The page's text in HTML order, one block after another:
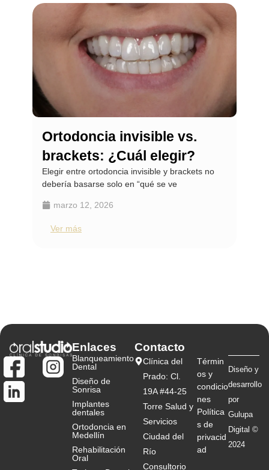
Ortodoncia invisible vs.
brackets: ¿Cuál elegir?
Elegir entre ortodoncia invisible y brackets no
debería basarse solo en “qué se ve
marzo 12, 2026
Ver más
Enlaces
Blanqueamiento
Dental
Diseño de
Sonrisa
Implantes
dentales
Ortodoncia en
Medellín
Rehabilitación
Oral
Contacto
Clínica del
Prado: Cl.
19A #44-25
Torre Salud y
Servicios
Ciudad del
Río
Consultorio
Diseño y
desarrollo
por
Gulupa
Digital ©
2024
Términ
os y
condicio
nes
Política
s de
privacid
ad